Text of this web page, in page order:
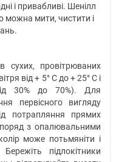
і привабливі. Шенілл
можна мити, чистити і
сухих, провітрюваних
від + 5° C до + 25° C і
від 30% до 70%). Для
первісного вигляду
потрапляння прямих
з опалювальними
може потьмяніти і
підлокітники